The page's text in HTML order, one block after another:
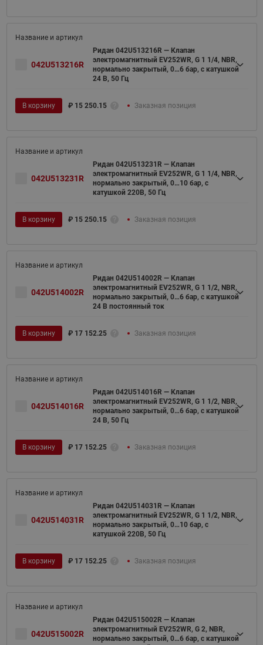
042U513216R
Ридан 042U513216R — Клапан
электромагнитный EV252WR, G 1 1/4, NBR,
нормально закрытый, 0…6 бар, с катушкой
24 В, 50 Гц
В корзину ₽ 15 250.15 Заказная позиция
042U513231R
Ридан 042U513231R — Клапан
электромагнитный EV252WR, G 1 1/4, NBR,
нормально закрытый, 0…10 бар, с
катушкой 220В, 50 Гц
В корзину ₽ 15 250.15 Заказная позиция
042U514002R
Ридан 042U514002R — Клапан
электромагнитный EV252WR, G 1 1/2, NBR,
нормально закрытый, 0…6 бар, с катушкой
24 В постоянный ток
В корзину ₽ 17 152.25 Заказная позиция
042U514016R
Ридан 042U514016R — Клапан
электромагнитный EV252WR, G 1 1/2, NBR,
нормально закрытый, 0…6 бар, с катушкой
24 В, 50 Гц
В корзину ₽ 17 152.25 Заказная позиция
042U514031R
Ридан 042U514031R — Клапан
электромагнитный EV252WR, G 1 1/2, NBR,
нормально закрытый, 0…10 бар, с
катушкой 220В, 50 Гц
В корзину ₽ 17 152.25 Заказная позиция
042U515002R
Ридан 042U515002R — Клапан
электромагнитный EV252WR, G 2, NBR,
нормально закрытый, 0…6 бар, с катушкой